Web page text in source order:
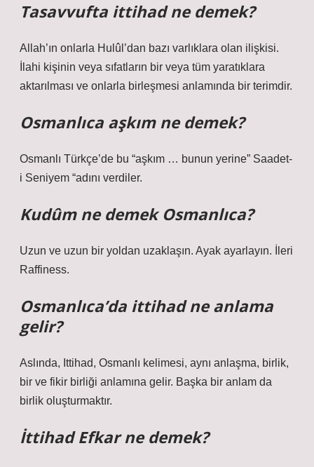
Tasavvufta ittihad ne demek?
Allah’ın onlarla Hulûl’dan bazı varlıklara olan ilişkisi.
İlahi kişinin veya sıfatların bir veya tüm yaratıklara
aktarılması ve onlarla birleşmesi anlamında bir terimdir.
Osmanlıca aşkım ne demek?
Osmanlı Türkçe’de bu “aşkım … bunun yerine” Saadet-
i Seniyem “adını verdiler.
Kudûm ne demek Osmanlıca?
Uzun ve uzun bir yoldan uzaklaşın. Ayak ayarlayın. İleri
Raffiness.
Osmanlıca’da ittihad ne anlama
gelir?
Aslında, Ittihad, Osmanlı kelimesi, aynı anlaşma, birlik,
bir ve fikir birliği anlamına gelir. Başka bir anlam da
birlik oluşturmaktır.
İttihad Efkar ne demek?